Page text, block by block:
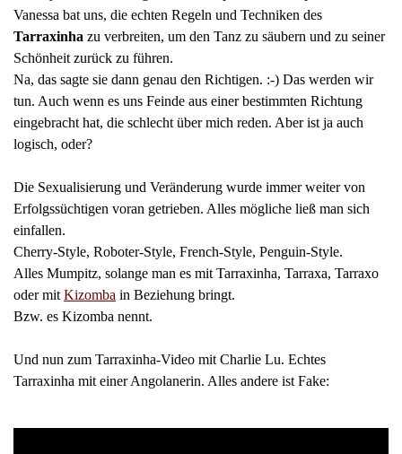
Vanessa bat uns, die echten Regeln und Techniken des
Tarraxinha zu verbreiten, um den Tanz zu säubern und zu seiner
Schönheit zurück zu führen.
Na, das sagte sie dann genau den Richtigen. :-) Das werden wir
tun. Auch wenn es uns Feinde aus einer bestimmten Richtung
eingebracht hat, die schlecht über mich reden. Aber ist ja auch
logisch, oder?
Die Sexualisierung und Veränderung wurde immer weiter von
Erfolgssüchtigen voran getrieben. Alles mögliche ließ man sich
einfallen.
Cherry-Style, Roboter-Style, French-Style, Penguin-Style.
Alles Mumpitz, solange man es mit Tarraxinha, Tarraxa, Tarraxo
oder mit Kizomba in Beziehung bringt.
Bzw. es Kizomba nennt.
Und nun zum Tarraxinha-Video mit Charlie Lu. Echtes
Tarraxinha mit einer Angolanerin. Alles andere ist Fake: